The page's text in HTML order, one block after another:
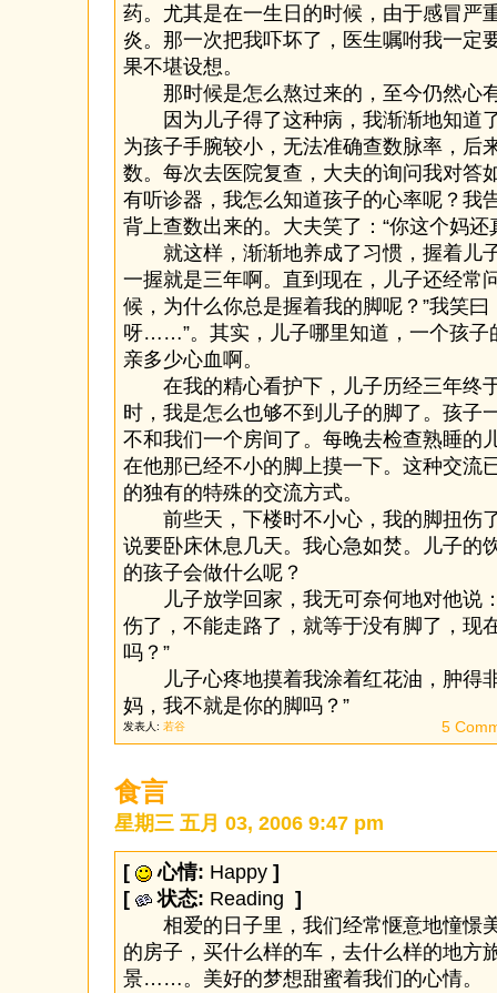
药。尤其是在一生日的时候，由于感冒严
炎。那一次把我吓坏了，医生嘱咐我一定
果不堪设想。
那时候是怎么熬过来的，至今仍然心
因为儿子得了这种病，我渐渐地知道
为孩子手腕较小，无法准确查数脉率，后
数。每次去医院复查，大夫的询问我对答
有听诊器，我怎么知道孩子的心率呢？我
背上查数出来的。大夫笑了：“你这个妈还
就这样，渐渐地养成了习惯，握着儿
一握就是三年啊。直到现在，儿子还经常
候，为什么你总是握着我的脚呢？”我笑曰
呀……”。其实，儿子哪里知道，一个孩子
亲多少心血啊。
在我的精心看护下，儿子历经三年终
时，我是怎么也够不到儿子的脚了。孩子
不和我们一个房间了。每晚去检查熟睡的
在他那已经不小的脚上摸一下。这种交流
的独有的特殊的交流方式。
前些天，下楼时不小心，我的脚扭伤
说要卧床休息几天。我心急如焚。儿子的
的孩子会做什么呢？
儿子放学回家，我无可奈何地对他说
伤了，不能走路了，就等于没有脚了，现
吗？”
儿子心疼地摸着我涂着红花油，肿得
妈，我不就是你的脚吗？”
发表人: 若谷 5
食言
星期三 五月 03, 2006 9:47 pm
[ 心情: Happy ]
[
状态: Reading ]
相爱的日子里，我们经常惬意地憧憬
的房子，买什么样的车，去什么样的地方
景……。美好的梦想甜蜜着我们的心情。